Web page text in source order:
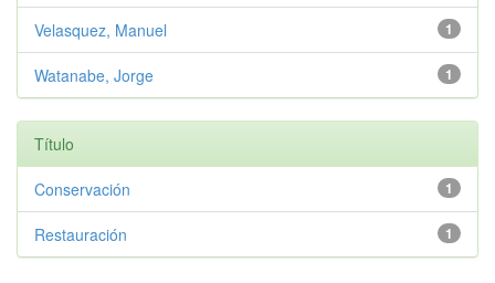
1
Velasquez, Manuel
1
Watanabe, Jorge
Título
1
Conservación
1
Restauración